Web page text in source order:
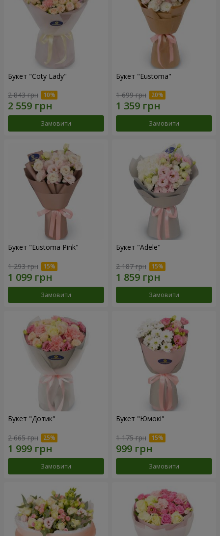
Букет "Coty Lady"
2 843 грн
Замовити
Букет "Eustoma"
1 699 грн
Замовити
Букет "Eustoma Pink"
1 293 грн
Замовити
Букет "Adele"
2 187 грн
Замовити
Букет "Дотик"
2 665 грн
Замовити
Букет "Юмокі"
1 175 грн
Замовити